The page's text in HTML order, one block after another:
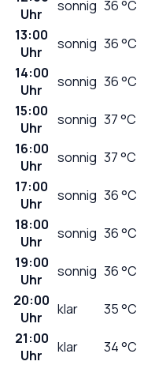
Uhr
sonnig 36°C
13:00
Uhr
sonnig 36°C
14:00
Uhr
sonnig 36°C
15:00
Uhr
sonnig 37°C
16:00
Uhr
sonnig 37°C
17:00
Uhr
sonnig 36°C
18:00
Uhr
sonnig 36°C
19:00
Uhr
sonnig 36°C
20:00
Uhr
klar 35°C
21:00
Uhr
klar 34°C